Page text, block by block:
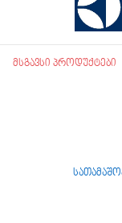
მსგავსი პროდუქტები